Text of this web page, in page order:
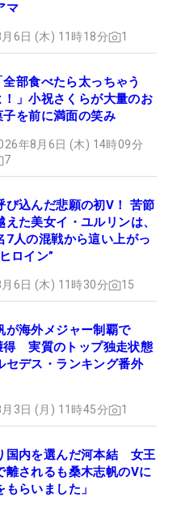
マ
6日 (木) 11時18分 1
全部食べたら太っちゃう
！」小祝さくらが大量のお
子を前に満面の笑み
年8月6日 (木) 14時09分
7
び込んだ悲願の初V！ 苦節
えた美女イ・ユルリンは、
7人の混戦から這い上がっ
ロイン”
6日 (木) 11時30分 15
が海外メジャー制覇で
得 実質のトップ独走状態
セデス・ランキング番外
3日 (月) 11時45分 1
国内を選んだ河本結 女王
離されるも桑木志帆のVに
もらいました」